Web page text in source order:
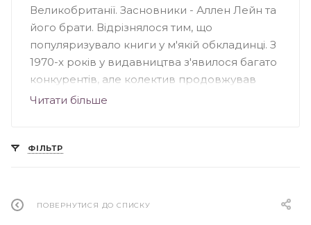
Великобританії. Засновники - Аллен Лейн та
його брати. Відрізнялося тим, що
популяризувало книги у м'якій обкладинці. З
1970-х років у видавництва з'явилося багато
конкурентів, але колектив продовжував
випускати серйозні книги для широкого
науково-популярних творах, особливе
сьогоднішній день «Penguin Books» - це
Читати більше
ФІЛЬТР
ПОВЕРНУТИСЯ ДО СПИСКУ